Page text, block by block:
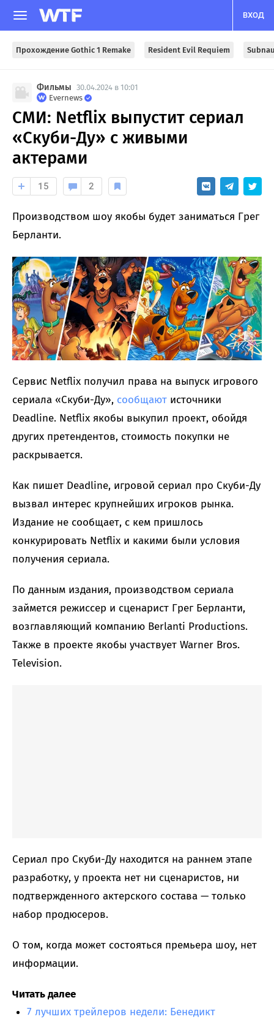
ВХОД
Прохождение Gothic 1 Remake Resident Evil Requiem
Фильмы 30.04.2024 в 10:01
Evernews
СМИ: Netflix выпустит сериал
«Скуби-Ду» с живыми
актерами
15 2
Производством шоу якобы будет заниматься Грег
Берланти.
Сервис Netflix получил права на выпуск игрового
сериала «Скуби-Ду», сообщают источники
Deadline. Netflix якобы выкупил проект, обойдя
других претендентов, стоимость покупки не
раскрывается.
Как пишет Deadline, игровой сериал про Скуби-Ду
вызвал интерес крупнейших игроков рынка.
Издание не сообщает, с кем пришлось
конкурировать Netflix и какими были условия
получения сериала.
По данным издания, производством сериала
займется режиссер и сценарист Грег Берланти,
возглавляющий компанию Berlanti Productions.
Также в проекте якобы участвует Warner Bros.
Television.
Сериал про Скуби-Ду находится на раннем этапе
разработку, у проекта нет ни сценаристов, ни
подтвержденного актерского состава — только
набор продюсеров.
О том, когда может состояться премьера шоу, нет
информации.
Читать далее
7 лучших трейлеров недели: Бенедикт